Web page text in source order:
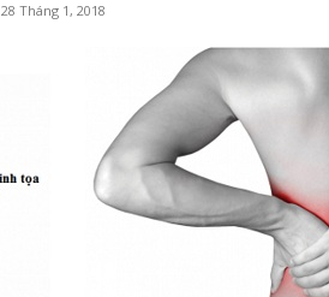
28 Tháng 1, 2018